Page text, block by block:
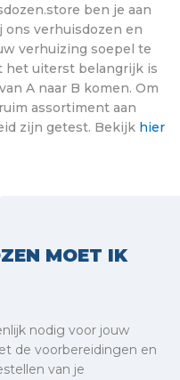
ben je aan
ons verhuisdozen en
verhuizing soepel te
het uiterst belangrijk is
A naar B komen. Om
assortiment aan
zijn getest. Bekijk hier
MOET IK
nodig voor jouw
de voorbereidingen en
van je